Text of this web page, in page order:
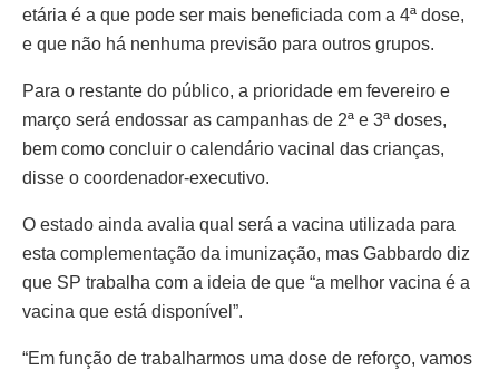
etária é a que pode ser mais beneficiada com a 4ª dose,
e que não há nenhuma previsão para outros grupos.
Para o restante do público, a prioridade em fevereiro e
março será endossar as campanhas de 2ª e 3ª doses,
bem como concluir o calendário vacinal das crianças,
disse o coordenador-executivo.
O estado ainda avalia qual será a vacina utilizada para
esta complementação da imunização, mas Gabbardo diz
que SP trabalha com a ideia de que “a melhor vacina é a
vacina que está disponível”.
“Em função de trabalharmos uma dose de reforço, vamos